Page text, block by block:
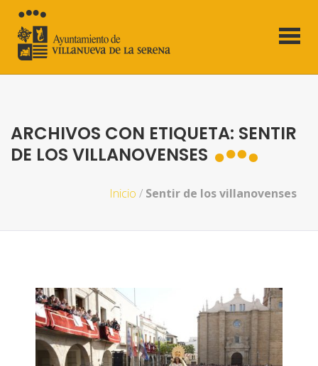
ARCHIVOS CON ETIQUETA: SENTIR
DE LOS VILLANOVENSES
Inicio / Sentir de los villanovenses